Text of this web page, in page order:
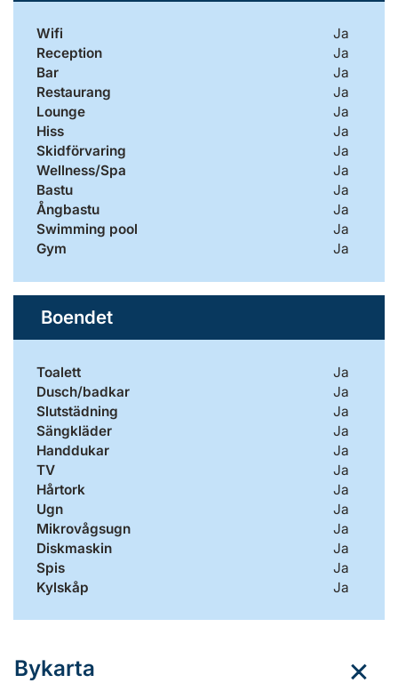
Wifi
Ja
Reception
Ja
Bar
Ja
Restaurang
Ja
Lounge
Ja
Hiss
Ja
Skidförvaring
Ja
Wellness/Spa
Ja
Bastu
Ja
Ångbastu
Ja
Swimming pool
Ja
Gym
Ja
Boendet
Toalett
Ja
Dusch/badkar
Ja
Slutstädning
Ja
Sängkläder
Ja
Handdukar
Ja
TV
Ja
Hårtork
Ja
Ugn
Ja
Mikrovågsugn
Ja
Diskmaskin
Ja
Spis
Ja
Kylskåp
Ja
Bykarta